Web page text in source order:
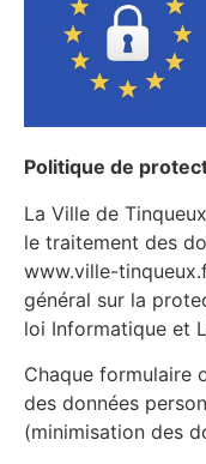
Politique de
La Ville de
le traitement des
www.ville-
général sur la
loi Informatique et
Chaque formulaire
des données
(minimisation des